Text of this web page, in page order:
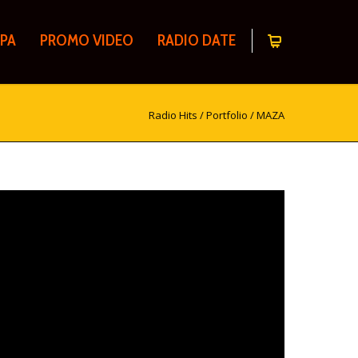
PROMO VIDEO RADIO DATE
Radio Hits /Portfolio /MAZA